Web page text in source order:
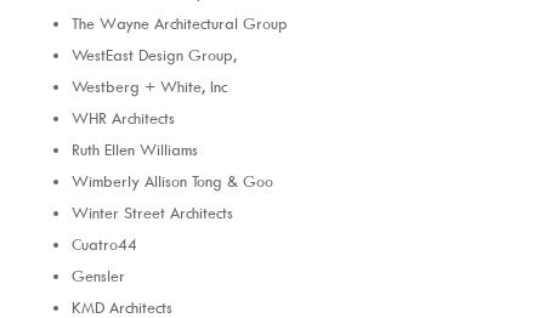
The Wayne Architectural Group
WestEast Design Group,
Westberg + White, Inc
WHR Architects
Ruth Ellen Williams
Wimberly Allison Tong & Goo
Winter Street Architects
Cuatro44
Gensler
KMD Architects